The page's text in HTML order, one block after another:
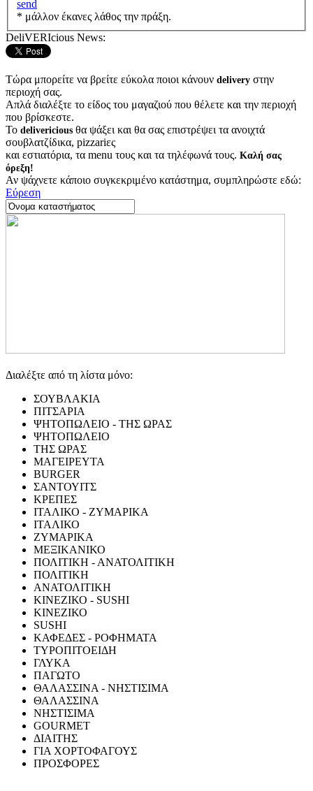
send
* μάλλον έκανες λάθος την πράξη.
DeliVERIcious News:
Τώρα μπορείτε να βρείτε εύκολα ποιοι κάνουν delivery στην
περιοχή σας.
Απλά διαλέξτε το είδος του μαγαζιού που θέλετε και την περιοχή
που βρίσκεστε.
Το delivericious θα ψάξει και θα σας επιστρέψει τα ανοιχτά
σουβλατζίδικα, pizzariες
και εστιατόρια, τα menu τους και τα τηλέφωνά τους. Καλή σας
όρεξη!
Αν ψάχνετε κάποιο συγκεκριμένο κατάστημα, συμπληρώστε εδώ:
Εύρεση
Διαλέξτε από τη λίστα μόνο:
ΣΟΥΒΛΑΚΙΑ
ΠΙΤΣΑΡΙΑ
ΨΗΤΟΠΩΛΕΙΟ - ΤΗΣ ΩΡΑΣ
ΨΗΤΟΠΩΛΕΙΟ
ΤΗΣ ΩΡΑΣ
ΜΑΓΕΙΡΕΥΤΑ
BURGER
ΣΑΝΤΟΥΙΤΣ
ΚΡΕΠΕΣ
ΙΤΑΛΙΚΟ - ΖΥΜΑΡΙΚΑ
ΙΤΑΛΙΚΟ
ΖΥΜΑΡΙΚΑ
ΜΕΞΙΚΑΝΙΚΟ
ΠΟΛΙΤΙΚΗ - ΑΝΑΤΟΛΙΤΙΚΗ
ΠΟΛΙΤΙΚΗ
ΑΝΑΤΟΛΙΤΙΚΗ
ΚΙΝΕΖΙΚΟ - SUSHI
ΚΙΝΕΖΙΚΟ
SUSHI
ΚΑΦΕΔΕΣ - ΡΟΦΗΜΑΤΑ
ΤΥΡΟΠΙΤΟΕΙΔΗ
ΓΛΥΚΑ
ΠΑΓΩΤΟ
ΘΑΛΑΣΣΙΝΑ - ΝΗΣΤΙΣΙΜΑ
ΘΑΛΑΣΣΙΝΑ
ΝΗΣΤΙΣΙΜΑ
GOURMET
ΔΙΑΙΤΗΣ
ΓΙΑ ΧΟΡΤΟΦΑΓΟΥΣ
ΠΡΟΣΦΟΡΕΣ